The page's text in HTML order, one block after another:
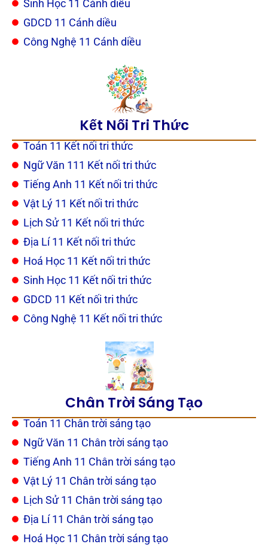
Sinh Học 11 Cánh diều
GDCD 11 Cánh diều
Công Nghệ 11 Cánh diều
Kết Nối Tri Thức
Toán 11 Kết nối tri thức
Ngữ Văn 111 Kết nối tri thức
Tiếng Anh 11 Kết nối tri thức
Vật Lý 11 Kết nối tri thức
Lịch Sử 11 Kết nối tri thức
Địa Lí 11 Kết nối tri thức
Hoá Học 11 Kết nối tri thức
Sinh Học 11 Kết nối tri thức
GDCD 11 Kết nối tri thức
Công Nghệ 11 Kết nối tri thức
Chân Trời Sáng Tạo
Toán 11 Chân trời sáng tạo
Ngữ Văn 11 Chân trời sáng tạo
Tiếng Anh 11 Chân trời sáng tạo
Vật Lý 11 Chân trời sáng tạo
Lịch Sử 11 Chân trời sáng tạo
Địa Lí 11 Chân trời sáng tạo
Hoá Học 11 Chân trời sáng tạo